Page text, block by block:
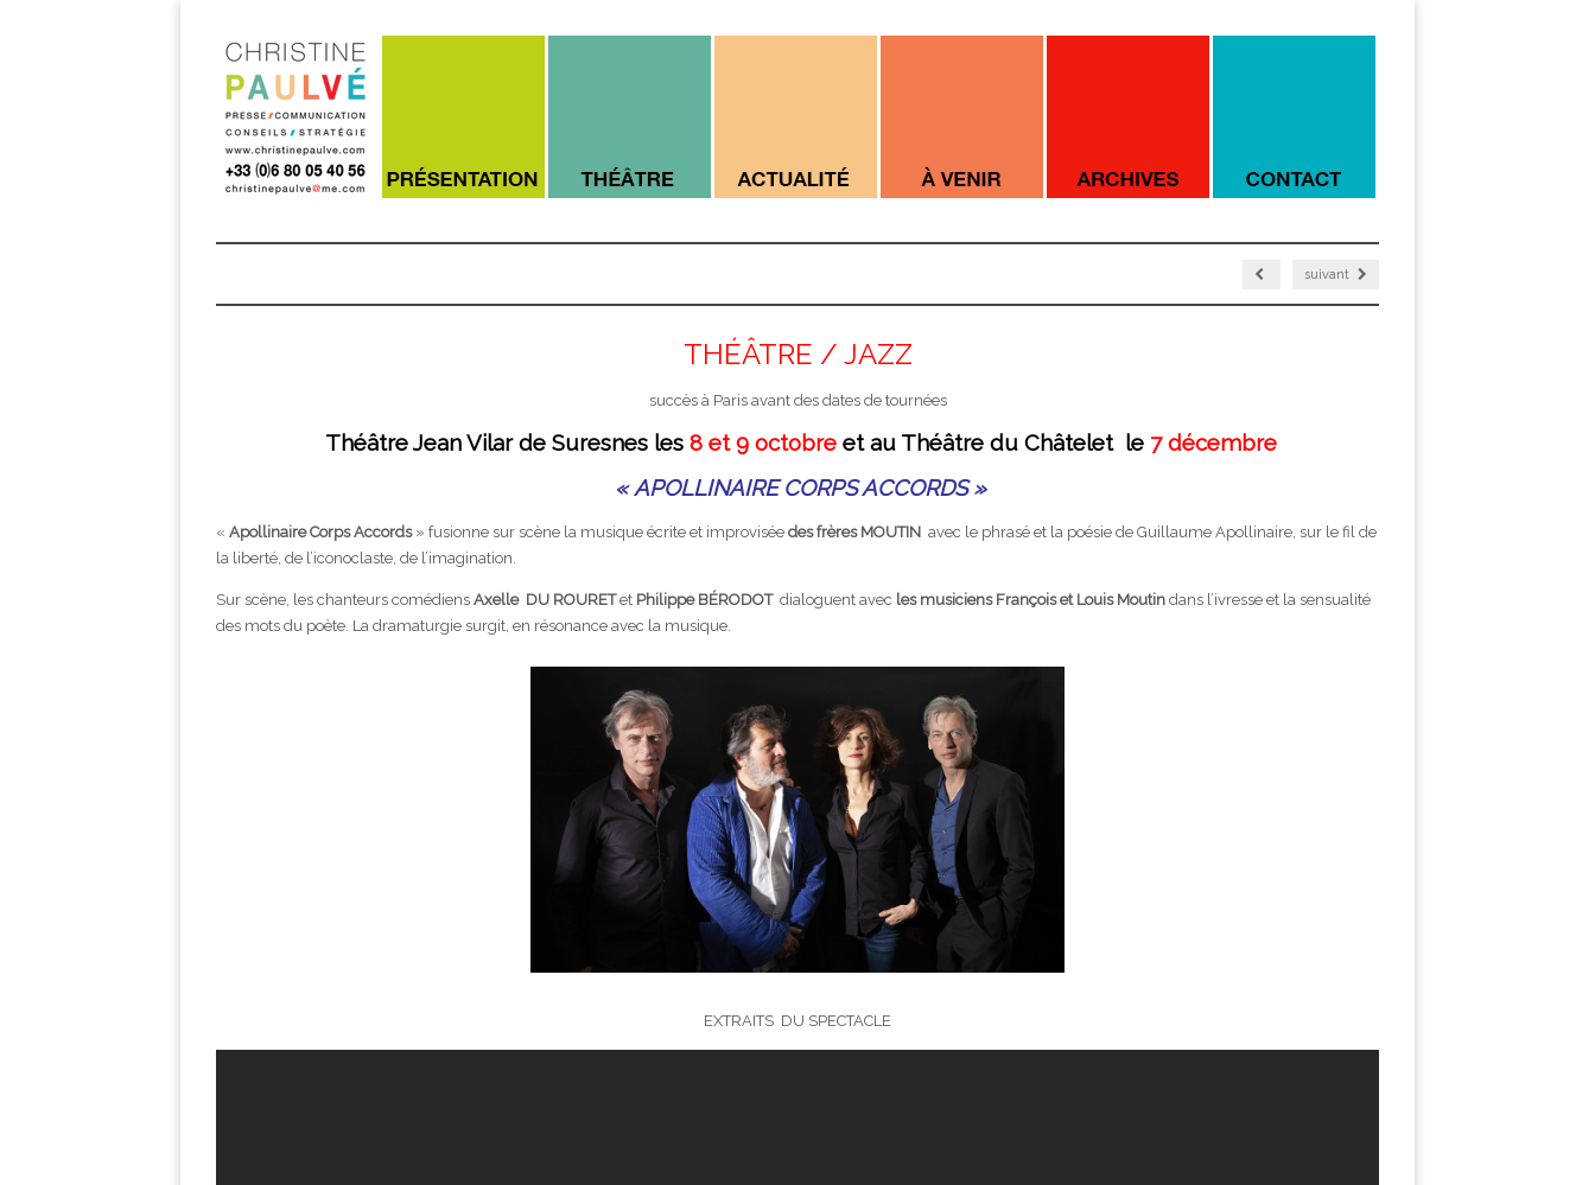
suivant
THÉÂTRE / JAZZ
succès à Paris avant des dates de tournées
Théâtre Jean Vilar de Suresnes les 8 et 9 octobreet au Théâtre du Châtelet le 7 décembre
« APOLLINAIRE CORPS ACCORDS »
« Apollinaire Corps Accords» fusionne sur scène la musique écrite et improvisée des frères MOUTIN avec le phrasé et la poésie de Guillaume Apollinaire, sur le fil de
la liberté, de l’iconoclaste, de l’imagination.
Sur scène, les chanteurs comédiens Axelle DU ROURETet Philippe BÉRODOT dialoguent avec les musiciens François et Louis Moutin dans l’ivresse et la sensualité
des mots du poète. La dramaturgie surgit, en résonance avec la musique.
EXTRAITS DU SPECTACLE